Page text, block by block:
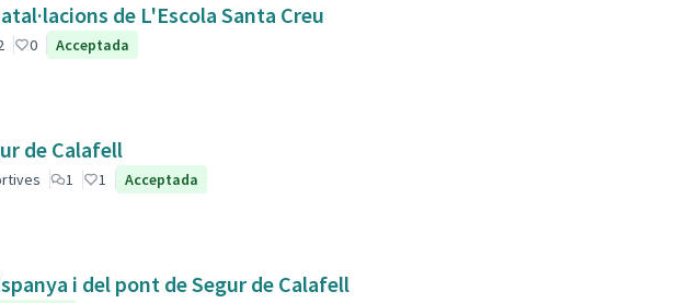
de L'Escola Santa Creu
0 Acceptada
de Calafell
1 1 Acceptada
i del pont de Segur de Calafell